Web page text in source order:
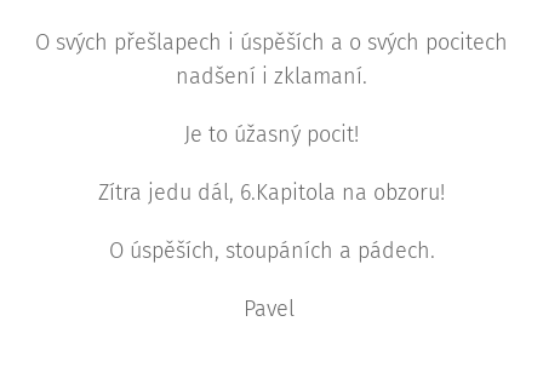
O svých přešlapech i úspěších a o svých pocitech
nadšení i zklamaní.
Je to úžasný pocit!
Zítra jedu dál, 6.Kapitola na obzoru!
O úspěších, stoupáních a pádech.
Pavel